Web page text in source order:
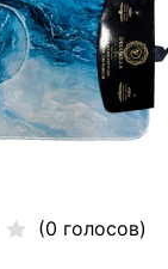
(0 голосов)